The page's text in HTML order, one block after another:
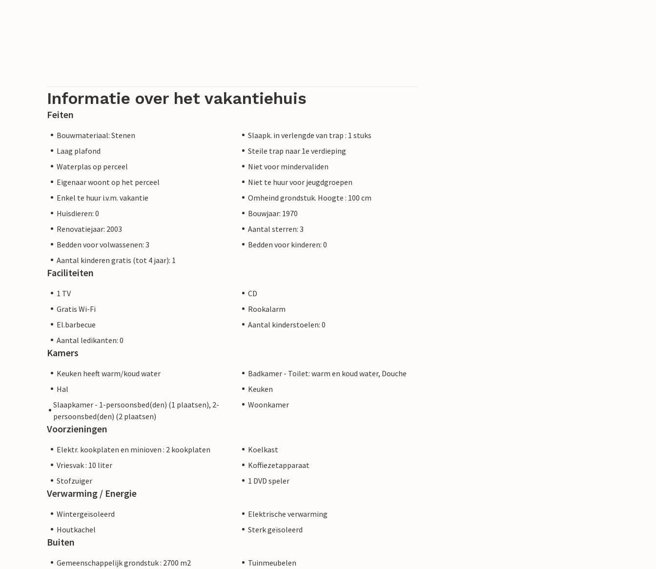
Informatie over het vakantiehuis
Feiten
Bouwmateriaal: Stenen
Slaapk. in verlengde van trap : 1 stuks
Laag plafond
Steile trap naar 1e verdieping
Waterplas op perceel
Niet voor mindervaliden
Eigenaar woont op het perceel
Niet te huur voor jeugdgroepen
Enkel te huur i.v.m. vakantie
Omheind grondstuk. Hoogte : 100 cm
Huisdieren: 0
Bouwjaar: 1970
Renovatiejaar: 2003
Aantal sterren: 3
Bedden voor volwassenen: 3
Bedden voor kinderen: 0
Aantal kinderen gratis (tot 4 jaar): 1
Faciliteiten
1 TV
CD
Gratis Wi-Fi
Rookalarm
El.barbecue
Aantal kinderstoelen: 0
Aantal ledikanten: 0
Kamers
Keuken heeft warm/koud water
Badkamer - Toilet: warm en koud water, Douche
Hal
Keuken
Slaapkamer - 1-persoonsbed(den) (1 plaatsen), 2-
persoonsbed(den) (2 plaatsen)
Woonkamer
Voorzieningen
Elektr. kookplaten en minioven : 2 kookplaten
Koelkast
Vriesvak : 10 liter
Koffiezetapparaat
Stofzuiger
1 DVD speler
Verwarming / Energie
Wintergeïsoleerd
Elektrische verwarming
Houtkachel
Sterk geïsoleerd
Buiten
Gemeenschappelijk grondstuk : 2700 m2
Tuinmeubelen